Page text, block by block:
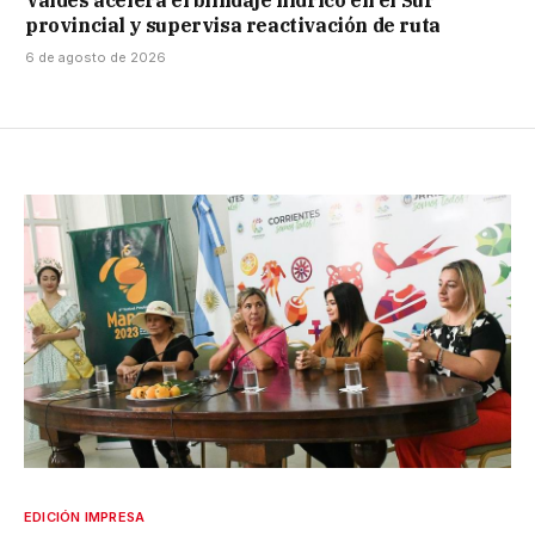
provincial y supervisa reactivación de ruta
6 de agosto de 2026
EDICIÓN IMPRESA